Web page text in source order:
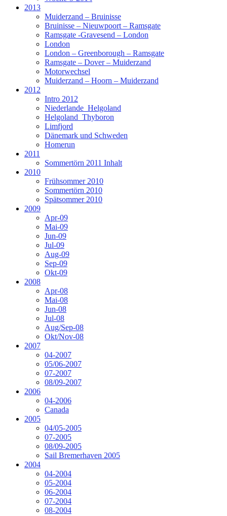
2013
Muiderzand – Bruinisse
Bruinisse – Nieuwpoort – Ramsgate
Ramsgate -Gravesend – London
London
London – Greenborough – Ramsgate
Ramsgate – Dover – Muiderzand
Motorwechsel
Muiderzand – Hoorn – Muiderzand
2012
Intro 2012
Niederlande_Helgoland
Helgoland_Thyboron
Limfjord
Dänemark und Schweden
Homerun
2011
Sommertörn 2011 Inhalt
2010
Frühsommer 2010
Sommertörn 2010
Spätsommer 2010
2009
Apr-09
Mai-09
Jun-09
Jul-09
Aug-09
Sep-09
Okt-09
2008
Apr-08
Mai-08
Jun-08
Jul-08
Aug/Sep-08
Okt/Nov-08
2007
04-2007
05/06-2007
07-2007
08/09-2007
2006
04-2006
Canada
2005
04/05-2005
07-2005
08/09-2005
Sail Bremerhaven 2005
2004
04-2004
05-2004
06-2004
07-2004
08-2004